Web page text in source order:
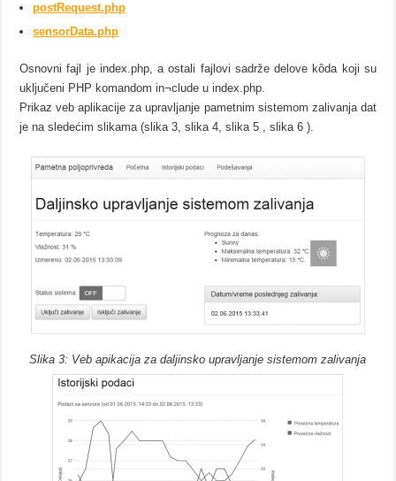
postRequest.php
sensorData.php
Osnovni fajl je index.php, a ostali fajlovi sadrže delove kôda koji su
uključeni PHP komandom in¬clude u index.php.
Prikaz veb aplikacije za upravljanje pametnim sistemom zalivanja dat
je na sledećim slikama (slika 3, slika 4, slika 5 , slika 6 ).
Slika 3: Veb apikacija za daljinsko upravljanje sistemom zalivanja